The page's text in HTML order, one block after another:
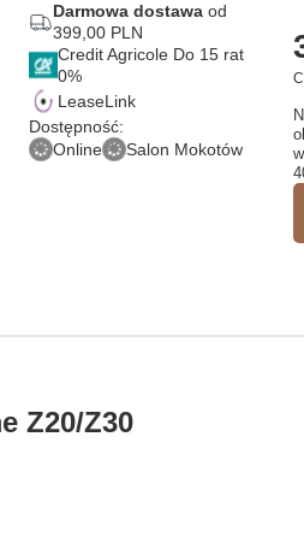
Darmowa dostawa od
399,00 PLN
Credit Agricole
LeaseLink
Dostępność:
Online
Salon Mokotów
Z20/Z30